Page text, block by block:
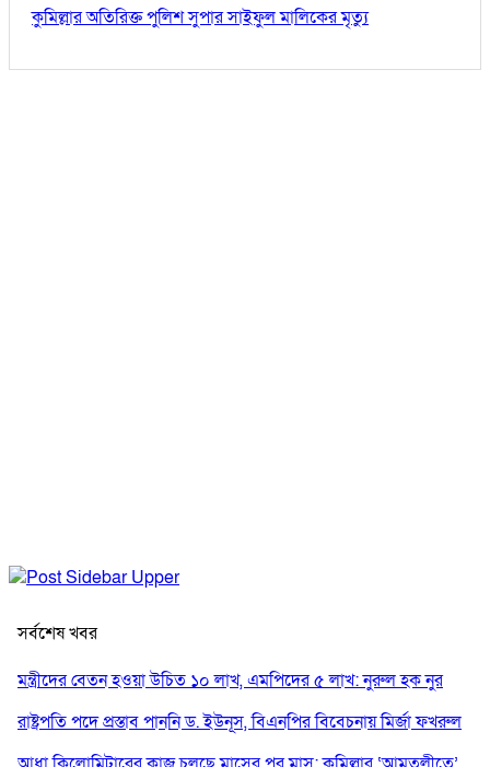
কুমিল্লার অতিরিক্ত পুলিশ সুপার সাইফুল মালিকের মৃত্যু
সর্বশেষ খবর
মন্ত্রীদের বেতন হওয়া উচিত ১০ লাখ, এমপিদের ৫ লাখ: নুরুল হক নুর
রাষ্ট্রপতি পদে প্রস্তাব পাননি ড. ইউনূস, বিএনপির বিবেচনায় মির্জা ফখরুল